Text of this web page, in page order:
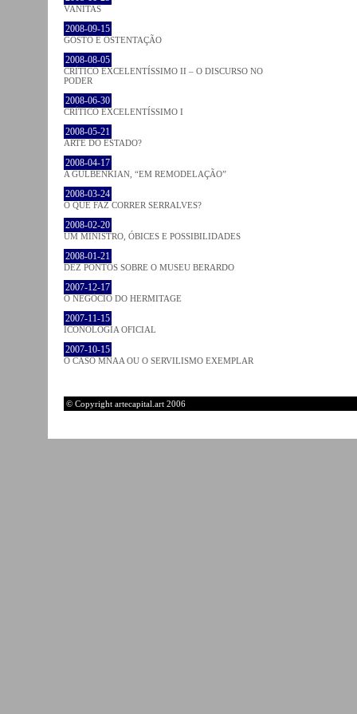
VANITAS
2008-09-15
GOSTO E OSTENTAÇÃO
2008-08-05
CRÍTICO EXCELENTÍSSIMO II – O DISCURSO NO
PODER
2008-06-30
CRÍTICO EXCELENTÍSSIMO I
2008-05-21
ARTE DO ESTADO?
2008-04-17
A GULBENKIAN, “EM REMODELAÇÃO”
2008-03-24
O QUE FAZ CORRER SERRALVES?
2008-02-20
UM MINISTRO, ÓBICES E POSSIBILIDADES
2008-01-21
DEZ PONTOS SOBRE O MUSEU BERARDO
2007-12-17
O NEGÓCIO DO HERMITAGE
2007-11-15
ICONOLOGIA OFICIAL
2007-10-15
O CASO MNAA OU O SERVILISMO EXEMPLAR
© Copyright artecapital.art 2006